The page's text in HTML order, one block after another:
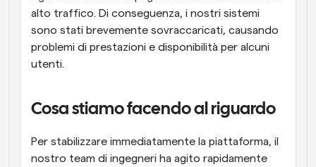
alto traffico. Di conseguenza, i nostri sistemi
sono stati brevemente sovraccaricati, causando
problemi di prestazioni e disponibilità per alcuni
utenti.
Cosa stiamo facendo al riguardo
Per stabilizzare immediatamente la piattaforma, il
nostro team di ingegneri ha agito rapidamente